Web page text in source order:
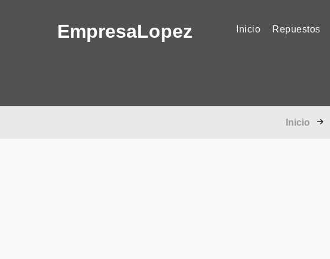
EmpresaLopez Inicio(current)
Repuestos
Inicio